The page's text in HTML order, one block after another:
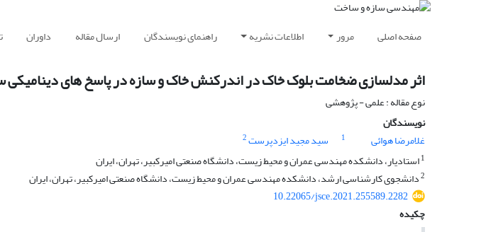
صفحه اصلی مرور اطلاعات نشریه راهنمای نویسندگان ارسال مقاله داوران
اثر مدلسازی ضخامت بلوک خاک در اندرکنش خاک و سازه در پاسخ های دینامیکی سازه
نوع مقاله : علمی - پژوهشی
نویسندگان
غلامرضا هوائی
1 سید مجید ایزدپرست2
1استادیار، دانشکده مهندسی عمران و محیط زیست، دانشگاه صنعتی امیرکبیر، تهران، ایران
2دانشجوی کارشناسی ارشد، دانشکده مهندسی عمران و محیط زیست، دانشگاه صنعتی امیرکبیر، تهران، ایران
10.22065/jsce.2021.255589.2282
چکیده